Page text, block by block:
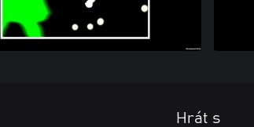
Hrát s